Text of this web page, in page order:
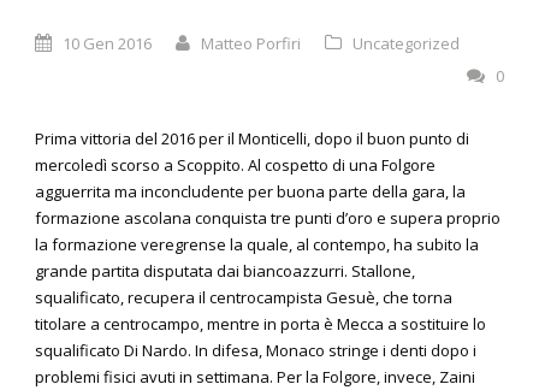
10 Gen 2016 Matteo Porfiri
Uncategorized
0
Prima vittoria del 2016 per il Monticelli, dopo il buon punto di
mercoledì scorso a Scoppito. Al cospetto di una Folgore
agguerrita ma inconcludente per buona parte della gara, la
formazione ascolana conquista tre punti d’oro e supera proprio
la formazione veregrense la quale, al contempo, ha subito la
grande partita disputata dai biancoazzurri. Stallone,
squalificato, recupera il centrocampista Gesuè, che torna
titolare a centrocampo, mentre in porta è Mecca a sostituire lo
squalificato Di Nardo. In difesa, Monaco stringe i denti dopo i
problemi fisici avuti in settimana. Per la Folgore, invece, Zaini